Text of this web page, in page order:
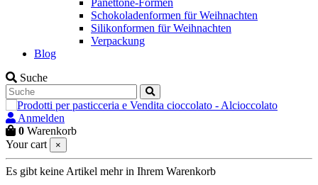
Panettone-Formen
Schokoladenformen für Weihnachten
Silikonformen für Weihnachten
Verpackung
Blog
Suche
Anmelden
0 Warenkorb
Your cart
×
Es gibt keine Artikel mehr in Ihrem Warenkorb